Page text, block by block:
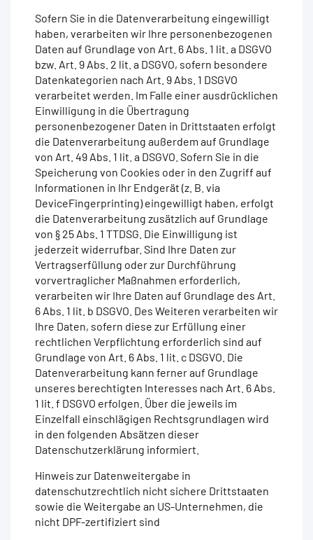
Sofern Sie in die Datenverarbeitung eingewilligt
haben, verarbeiten wir Ihre personenbezogenen
Daten auf Grundlage von Art. 6 Abs. 1 lit. a DSGVO
bzw. Art. 9 Abs. 2 lit. a DSGVO, sofern besondere
Datenkategorien nach Art. 9 Abs. 1 DSGVO
verarbeitet werden. Im Falle einer ausdrücklichen
Einwilligung in die Übertragung
personenbezogener Daten in Drittstaaten erfolgt
die Datenverarbeitung außerdem auf Grundlage
von Art. 49 Abs. 1 lit. a DSGVO. Sofern Sie in die
Speicherung von Cookies oder in den Zugriff auf
Informationen in Ihr Endgerät (z. B. via
DeviceFingerprinting) eingewilligt haben, erfolgt
die Datenverarbeitung zusätzlich auf Grundlage
von § 25 Abs. 1 TTDSG. Die Einwilligung ist
jederzeit widerrufbar. Sind Ihre Daten zur
Vertragserfüllung oder zur Durchführung
vorvertraglicher Maßnahmen erforderlich,
verarbeiten wir Ihre Daten auf Grundlage des Art.
6 Abs. 1 lit. b DSGVO. Des Weiteren verarbeiten wir
Ihre Daten, sofern diese zur Erfüllung einer
rechtlichen Verpflichtung erforderlich sind auf
Grundlage von Art. 6 Abs. 1 lit. c DSGVO. Die
Datenverarbeitung kann ferner auf Grundlage
unseres berechtigten Interesses nach Art. 6 Abs.
1 lit. f DSGVO erfolgen. Über die jeweils im
Einzelfall einschlägigen Rechtsgrundlagen wird
in den folgenden Absätzen dieser
Datenschutzerklärung informiert.
Hinweis zur Datenweitergabe in
datenschutzrechtlich nicht sichere Drittstaaten
sowie die Weitergabe an US-Unternehmen, die
nicht DPF-zertifiziert sind